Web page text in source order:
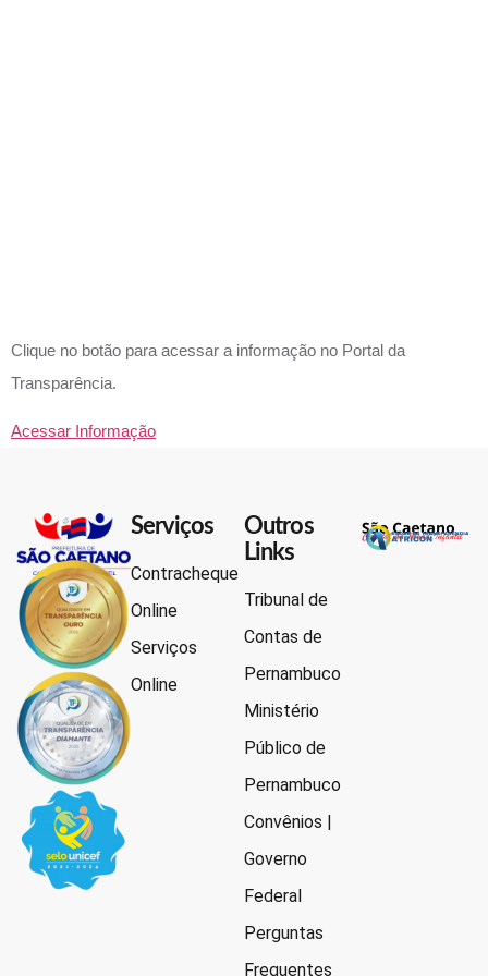
Clique no botão para acessar a informação no Portal da
Transparência.
Acessar Informação
Serviços
Contracheque
Online
Serviços
Online
Outros
Links
Tribunal de
Contas de
Pernambuco
Ministério
Público de
Pernambuco
Convênios |
Governo
Federal
Perguntas
Frequentes